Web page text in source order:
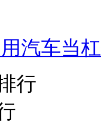
汽车当
行